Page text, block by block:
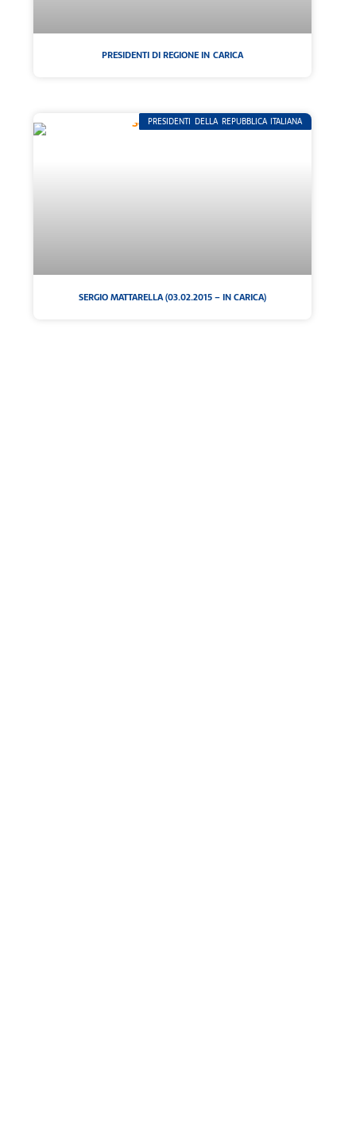
PRESIDENTI DI REGIONE IN CARICA
PRESIDENTI DELLA REPUBBLICA ITALIANA
SERGIO MATTARELLA (03.02.2015 – IN CARICA)